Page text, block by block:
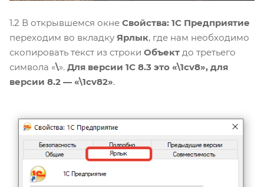
1.2 В открывшемся окне Свойства: 1С Предприятие
переходим во вкладку Ярлык, где нам необходимо
скопировать текст из строки Объект до третьего
символа «\». Для версии 1С 8.3 это «\1cv8», для
версии 8.2 — «\1cv82».